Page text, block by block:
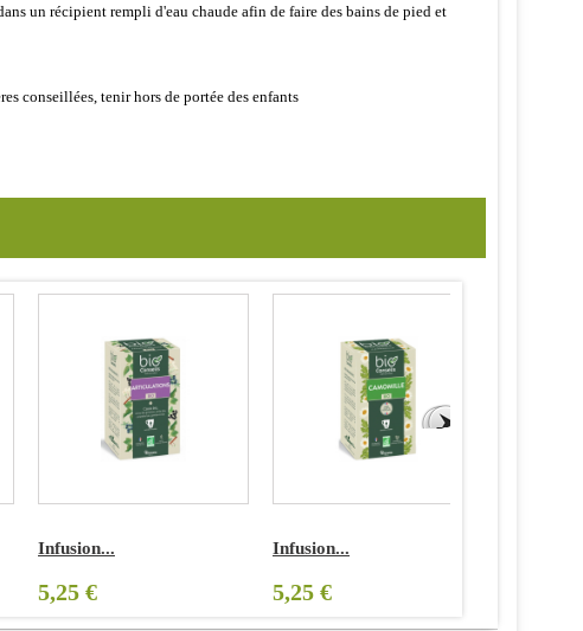
un récipient rempli d'eau chaude afin de faire des bains de pied et
conseillées, tenir hors de portée des enfants
Infusion...
5,25 €
Infusion...
5,25 €